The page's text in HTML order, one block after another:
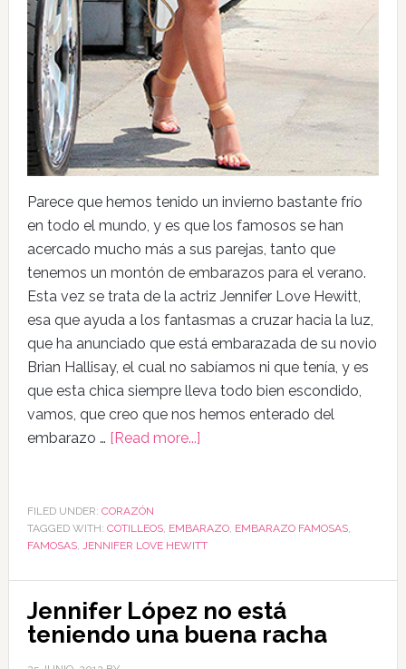
Parece que hemos tenido un invierno bastante frío
en todo el mundo, y es que los famosos se han
acercado mucho más a sus parejas, tanto que
tenemos un montón de embarazos para el verano.
Esta vez se trata de la actriz Jennifer Love Hewitt,
esa que ayuda a los fantasmas a cruzar hacia la luz,
que ha anunciado que está embarazada de su novio
Brian Hallisay, el cual no sabíamos ni que tenía, y es
que esta chica siempre lleva todo bien escondido,
vamos, que creo que nos hemos enterado del
embarazo … [Read more...]
FILED UNDER: CORAZÓN
TAGGED WITH: COTILLEOS, EMBARAZO, EMBARAZO FAMOSAS,
FAMOSAS, JENNIFER LOVE HEWITT
Jennifer López no está
teniendo una buena racha